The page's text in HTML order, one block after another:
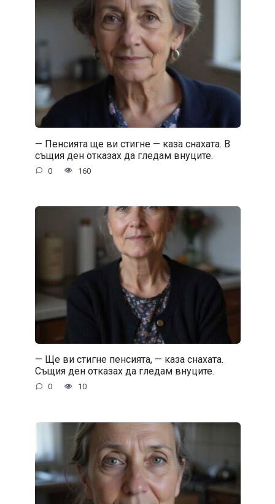
— Пенсията ще ви стигне — каза снахата. В
същия ден отказах да гледам внуците.
0 160
— Ще ви стигне пенсията, — каза снахата.
Същия ден отказах да гледам внуците.
0 10